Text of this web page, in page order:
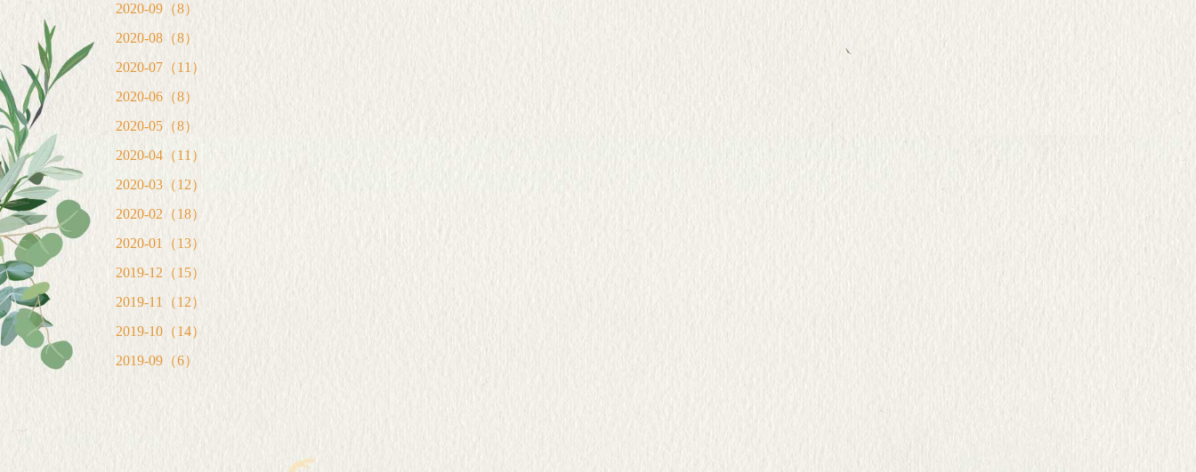
2020-09（8）
2020-08（8）
2020-07（11）
2020-06（8）
2020-05（8）
2020-04（11）
2020-03（12）
2020-02（18）
2020-01（13）
2019-12（15）
2019-11（12）
2019-10（14）
2019-09（6）